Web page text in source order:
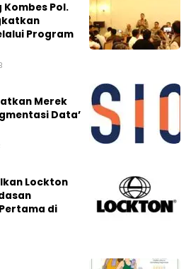
Pol.
Program
Merek
Data’
Lockton
di